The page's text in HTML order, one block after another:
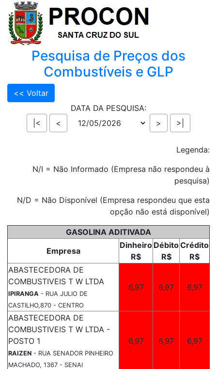
Pesquisa de Preços dos
Combustíveis e GLP
DATA DA PESQUISA:
Legenda:
N/I = Não Informado (Empresa não respondeu à
pesquisa)
N/D = Não Disponível (Empresa respondeu que esta
opção não está disponível)
GASOLINA ADITIVADA
Empresa
Dinheiro
R$
Débito
R$
Crédito
R$
ABASTECEDORA DE
COMBUSTIVEIS T W LTDA
IPIRANGA - RUA JULIO DE
CASTILHO,870 - CENTRO
6,97 6,97 6,97
ABASTECEDORA DE
COMBUSTIVEIS T W LTDA -
POSTO 1
RAIZEN - RUA SENADOR PINHEIRO
MACHADO, 1367 - SENAI
6,97 6,97 6,97